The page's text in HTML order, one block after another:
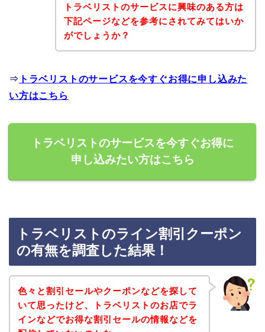
トラベリストのサービスに興味のある方は
下記ページなどを参考にされてみてはいか
がでしょうか？
⇒ トラベリストのサービスを今すぐお得に申し込みた
い方はこちら
トラベリストのサービスを今すぐお得に
申し込みたい方はこちら
トラベリストのライン割引クーポン
の有無を調査した結果！
色々と割引セールやクーポンなどを探して
いて思ったけど、トラベリストのお店でラ
インなどでお得な割引セールの情報などを